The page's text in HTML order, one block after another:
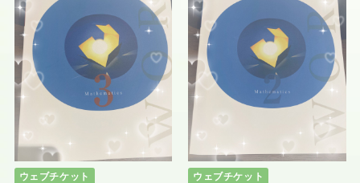
ウェブチケット ウェブチケット